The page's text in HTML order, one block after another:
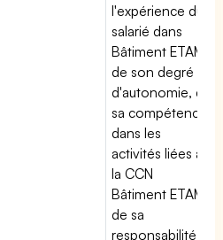
l'expérience du
salarié dans
Bâtiment ETAM,
de son degré
d'autonomie, de
sa compétence
dans les
activités liées à
la CCN
Bâtiment ETAM,
de sa
responsabilité